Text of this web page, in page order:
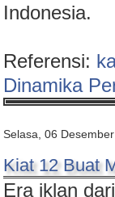
Indonesia.
Referensi:
Dinamika
Selasa, 06
Kiat 12 Buat
Era iklan